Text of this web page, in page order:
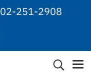
02-251-2908